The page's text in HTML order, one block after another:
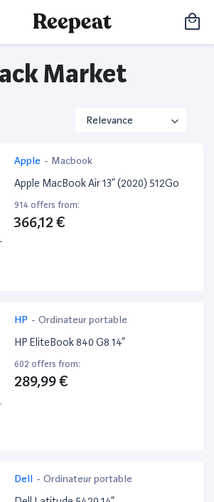
Market
Apple - Macbook
Apple MacBook Air 13” (2020) 512Go
914 offers from:
366,12 €
HP - Ordinateur portable
HP EliteBook 840 G8 14”
602 offers from:
289,99 €
Dell - Ordinateur portable